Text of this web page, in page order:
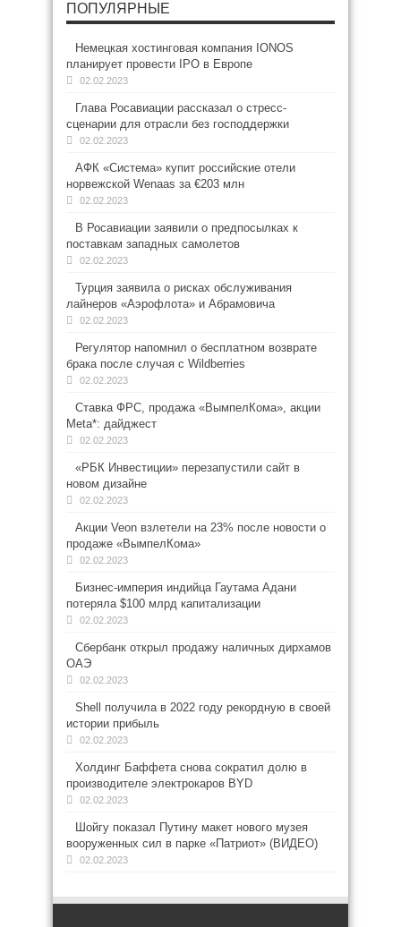
ПОПУЛЯРНЫЕ
Немецкая хостинговая компания IONOS
планирует провести IPO в Европе
02.02.2023
Глава Росавиации рассказал о стресс-
сценарии для отрасли без господдержки
02.02.2023
АФК «Система» купит российские отели
норвежской Wenaas за €203 млн
02.02.2023
В Росавиации заявили о предпосылках к
поставкам западных самолетов
02.02.2023
Турция заявила о рисках обслуживания
лайнеров «Аэрофлота» и Абрамовича
02.02.2023
Регулятор напомнил о бесплатном возврате
брака после случая с Wildberries
02.02.2023
Ставка ФРС, продажа «ВымпелКома», акции
Meta*: дайджест
02.02.2023
«РБК Инвестиции» перезапустили сайт в
новом дизайне
02.02.2023
Акции Veon взлетели на 23% после новости о
продаже «ВымпелКома»
02.02.2023
Бизнес-империя индийца Гаутама Адани
потеряла $100 млрд капитализации
02.02.2023
Сбербанк открыл продажу наличных дирхамов
ОАЭ
02.02.2023
Shell получила в 2022 году рекордную в своей
истории прибыль
02.02.2023
Холдинг Баффета снова сократил долю в
производителе электрокаров BYD
02.02.2023
Шойгу показал Путину макет нового музея
вооруженных сил в парке «Патриот» (ВИДЕО)
02.02.2023